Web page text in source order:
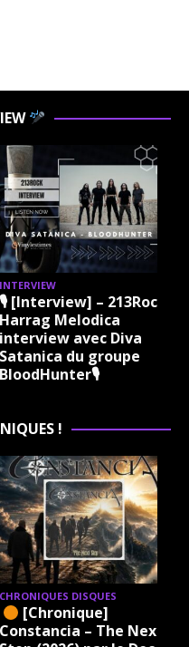
INTERVIEW
🎙 [Interview] – 213Rock
Harrag Melodica
interview avec Diva
Satanica du groupe
BloodHunter🎙
!
CHRONIQUES DISQUES
[Chronique]
Constancia – The Next